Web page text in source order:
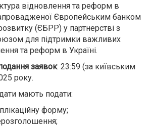
відновлення та реформ в
Європейським банком
(ЄБРР) у партнерстві з
для підтримки важливих
та реформ в Україні.
заявок: 23:59 (за київським
року.
мають подати:
форму;